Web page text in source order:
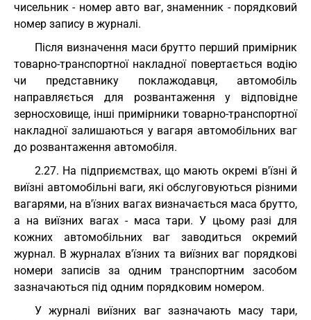
чисельник - номер авто ваг, знаменник - порядковий
номер запису в журналі.
Після визначення маси брутто перший примірник
товарно-транспортної накладної повертається водію
чи представнику поклажодавця, автомобіль
направляється для розвантаження у відповідне
зерносховище, інші примірники товарно-транспортної
накладної залишаються у вагаря автомобільних ваг
до розвантаження автомобіля.
2.27. На підприємствах, що мають окремі в'їзні й
виїзні автомобільні ваги, які обслуговуються різними
вагарями, на в'їзних вагах визначається маса брутто,
а на виїзних вагах - маса тари. У цьому разі для
кожних автомобільних ваг заводиться окремий
журнал. В журналах в'їзних та виїзних ваг порядкові
номери записів за одним транспортним засобом
зазначаються під одним порядковим номером.
У журналі виїзних ваг зазначають масу тари,